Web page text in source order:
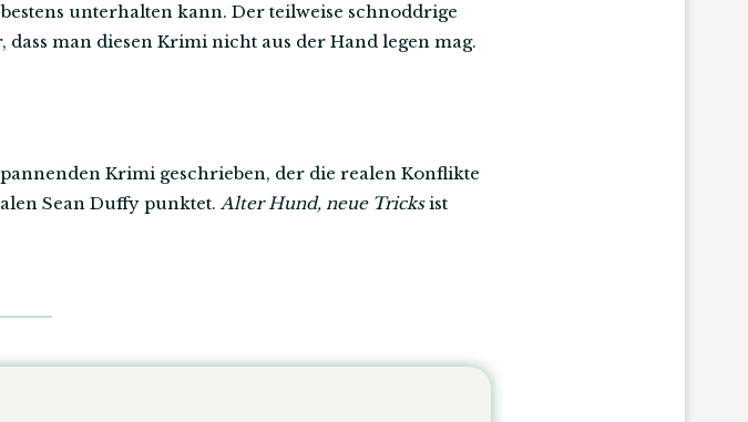
unterhalten kann. Der teilweise schnoddrige
man diesen Krimi nicht aus der Hand legen mag.
Krimi geschrieben, der die realen Konflikte
Sean Duffy punktet. Alter Hund, neue Tricksist